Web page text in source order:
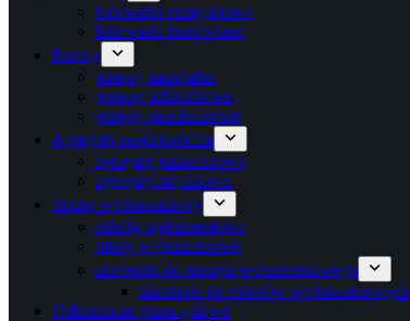
ładowarki przegubowe
ładowarki budowlane
Pompy
pompy zatapialne
pompy odśrodkowe
pompy membranowe
Agregaty prądotwórcze
agregaty jednofazowe
agregaty trójfazowe
Sprzęt wyburzeniowy
roboty wyburzeniowe
młoty wyburzeniowe
akcesoria do sprzętu wyburzeniowego
akcesoria do robotów wyburzeniowych
Odkurzacze przemysłowe